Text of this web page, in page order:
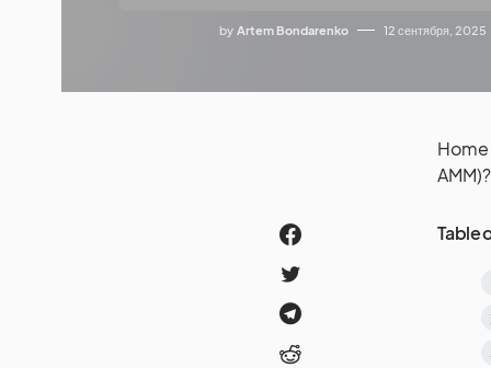
by Artem Bondarenko 12 сентября, 2025
Home
Table